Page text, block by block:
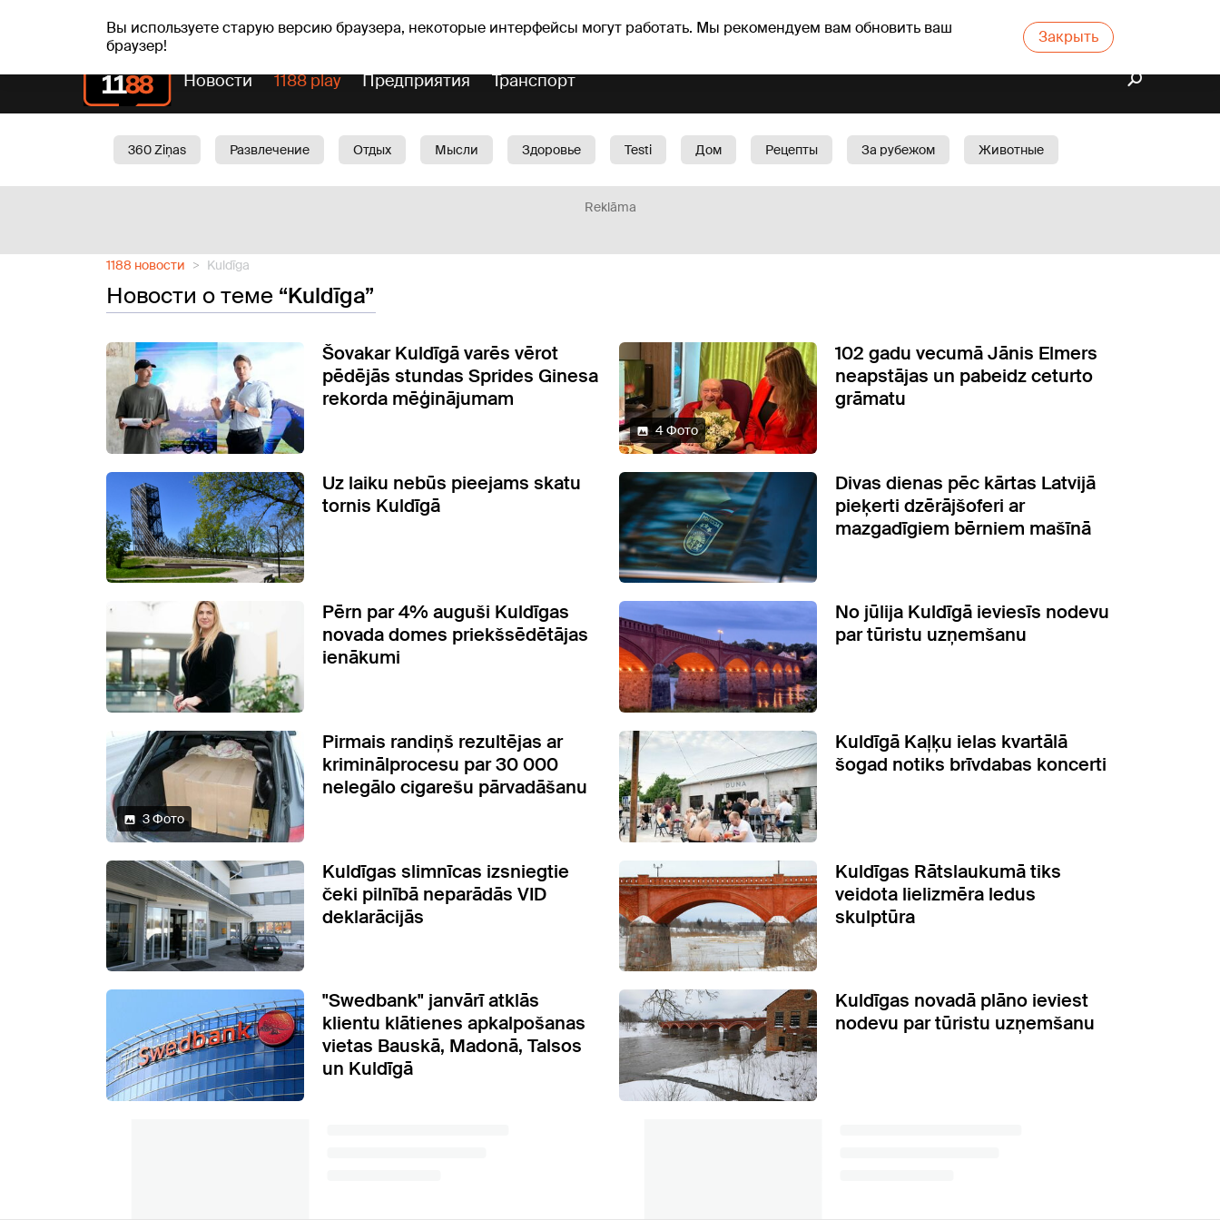
Вы используете старую версию браузера, некоторые интерфейсы могут работать. Мы рекомендуем вам обновить ваш
браузер!
Закрыть
пт, 07.08.2026. +16°C Mudīte, Vladislava, Vladislavs Прогноз погоды Гороскопы
Новости 1188 play Предприятия Транспорт
360 Ziņas Развлечение Отдых Мысли Здоровье Testi Дом Рецепты За рубежом
Животные
Reklāma
1188 новости Kuldīga
Новости о теме “Kuldīga”
Šovakar Kuldīgā varēs vērot
pēdējās stundas Sprides Ginesa
rekorda mēģinājumam
4 Фото
102 gadu vecumā Jānis Elmers
neapstājas un pabeidz ceturto
grāmatu
Uz laiku nebūs pieejams skatu
tornis Kuldīgā
Divas dienas pēc kārtas Latvijā
pieķerti dzērājšoferi ar
mazgadīgiem bērniem mašīnā
Pērn par 4% auguši Kuldīgas
novada domes priekšsēdētājas
ienākumi
No jūlija Kuldīgā ieviesīs nodevu
par tūristu uzņemšanu
3 Фото
Pirmais randiņš rezultējas ar
kriminālprocesu par 30 000
nelegālo cigarešu pārvadāšanu
Kuldīgā Kaļķu ielas kvartālā
šogad notiks brīvdabas koncerti
Kuldīgas slimnīcas izsniegtie
čeki pilnībā neparādās VID
deklarācijās
Kuldīgas Rātslaukumā tiks
veidota lielizmēra ledus
skulptūra
"Swedbank" janvārī atklās
klientu klātienes apkalpošanas
vietas Bauskā, Madonā, Talsos
un Kuldīgā
Kuldīgas novadā plāno ieviest
nodevu par tūristu uzņemšanu